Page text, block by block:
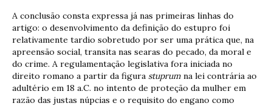
A conclusão consta expressa já nas primeiras linhas do
artigo: o desenvolvimento da definição do estupro foi
relativamente tardio sobretudo por ser uma prática que, na
apreensão social, transita nas searas do pecado, da moral e
do crime. A regulamentação legislativa fora iniciada no
direito romano a partir da figura stuprum na lei contrária ao
adultério em 18 a.C. no intento de proteção da mulher em
razão das justas núpcias e o requisito do engano como